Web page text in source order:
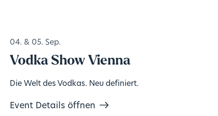
04. & 05. Sep.
Vodka Show Vienna
Die Welt des Vodkas. Neu definiert.
Event Details öffnen